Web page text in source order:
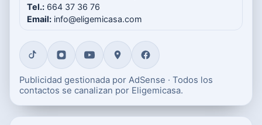
Tel.: 664 37 36 76
Email: info@eligemicasa.com
Publicidad gestionada por AdSense · Todos los
contactos se canalizan por Eligemicasa.